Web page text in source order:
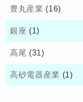
豊丸産業 (16)
銀座 (1)
高尾 (31)
高砂電器産業 (1)